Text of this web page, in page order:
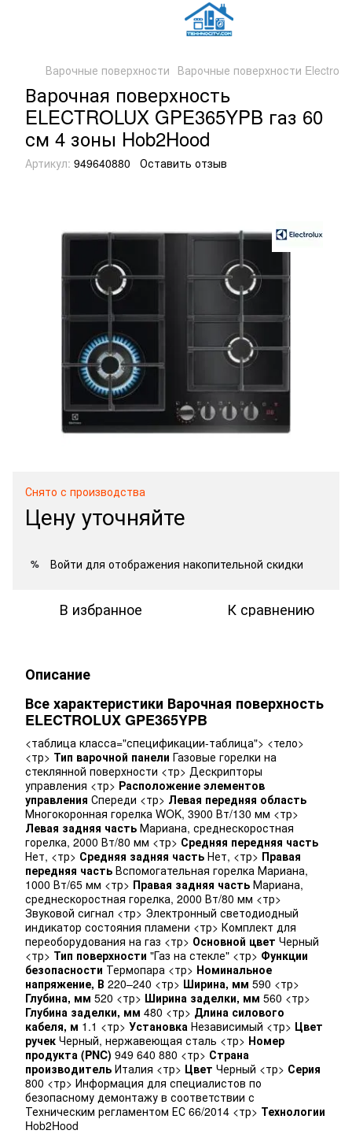
Варочные поверхности Варочные поверхности
Варочная поверхность
ELECTROLUX GPE365YPB газ 60
см 4 зоны Hob2Hood
Артикул: 949640880 Оставить отзыв
Снято с производства
Цену уточняйте
% Войти для отображения накопительной скидки
В избранное К сравнению
Описание
Все характеристики Варочная поверхность
ELECTROLUX GPE365YPB
<таблица класса="спецификации-таблица"> <тело>
<тр> Тип варочной панели Газовые горелки на
стеклянной поверхности <тр> Дескрипторы
управления <тр> Расположение элементов
управления Спереди <тр> Левая передняя область
Многокоронная горелка WOK, 3900 Вт/130 мм <тр>
Левая задняя часть Мариана, среднескоростная
горелка, 2000 Вт/80 мм <тр> Средняя передняя часть
Нет, <тр> Средняя задняя часть Нет, <тр> Правая
передняя часть Вспомогательная горелка Мариана,
1000 Вт/65 мм <тр> Правая задняя часть Мариана,
среднескоростная горелка, 2000 Вт/80 мм <тр>
Звуковой сигнал <тр> Электронный светодиодный
индикатор состояния пламени <тр> Комплект для
переоборудования на газ <тр> Основной цвет Черный
<тр> Тип поверхности "Газ на стекле" <тр> Функции
безопасности Термопара <тр> Номинальное
напряжение, В 220–240 <тр> Ширина, мм 590 <тр>
Глубина, мм 520 <тр> Ширина заделки, мм 560 <тр>
Глубина заделки, мм 480 <тр> Длина силового
кабеля, м 1.1 <тр> Установка Независимый <тр> Цвет
ручек Черный, нержавеющая сталь <тр> Номер
продукта (PNC) 949 640 880 <тр> Страна
производитель Италия <тр> Цвет Черный <тр> Серия
800 <тр> Информация для специалистов по
безопасному демонтажу в соответствии с
Техническим регламентом ЕС 66/2014 <тр> Технологии
Hob2Hood